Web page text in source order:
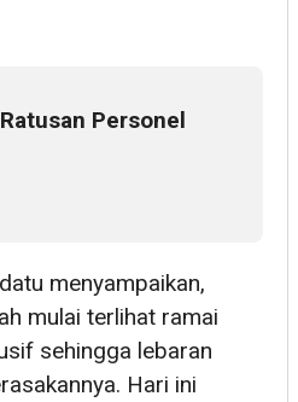
Personel
menyampaikan,
mulai terlihat ramai
sehingga lebaran
Hari ini